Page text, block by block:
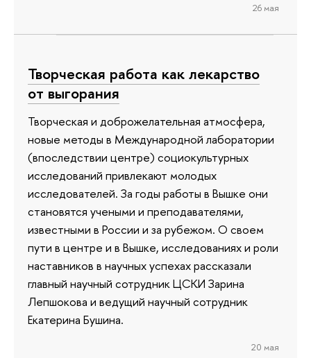
26 мая
Творческая работа как лекарство
от выгорания
Творческая и доброжелательная атмосфера,
новые методы в Международной лаборатории
(впоследствии центре) социокультурных
исследований привлекают молодых
исследователей. За годы работы в Вышке они
становятся учеными и преподавателями,
известными в России и за рубежом. О своем
пути в центре и в Вышке, исследованиях и роли
наставников в научных успехах рассказали
главный научный сотрудник ЦСКИ Зарина
Лепшокова и ведущий научный сотрудник
Екатерина Бушина.
20 мая